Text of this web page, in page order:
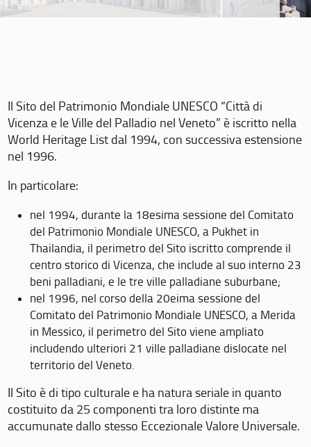
Il Sito del Patrimonio Mondiale UNESCO “Città di
Vicenza e le Ville del Palladio nel Veneto” è iscritto nella
World Heritage List dal 1994, con successiva estensione
nel 1996.
In particolare:
nel 1994, durante la 18esima sessione del Comitato
del Patrimonio Mondiale UNESCO, a Pukhet in
Thailandia, il perimetro del Sito iscritto comprende il
centro storico di Vicenza, che include al suo interno 23
beni palladiani, e le tre ville palladiane suburbane;
nel 1996, nel corso della 20eima sessione del
Comitato del Patrimonio Mondiale UNESCO, a Merida
in Messico, il perimetro del Sito viene ampliato
includendo ulteriori 21 ville palladiane dislocate nel
territorio del Veneto.
Il Sito è di tipo culturale e ha natura seriale in quanto
costituito da 25 componenti tra loro distinte ma
accumunate dallo stesso Eccezionale Valore Universale.